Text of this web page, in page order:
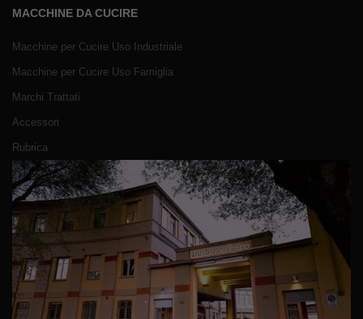
MACCHINE DA CUCIRE
Macchine per Cucire Uso Industriale
Macchine per Cucire Uso Famiglia
Marchi Trattati
Accessori
Rubrica